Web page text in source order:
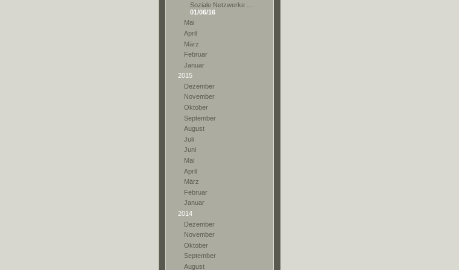
Soziale Netzwerke ...
01/06/16
Mai
April
März
Februar
Januar
2015
Dezember
November
Oktober
September
August
Juli
Juni
Mai
April
März
Februar
Januar
2014
Dezember
November
Oktober
September
August